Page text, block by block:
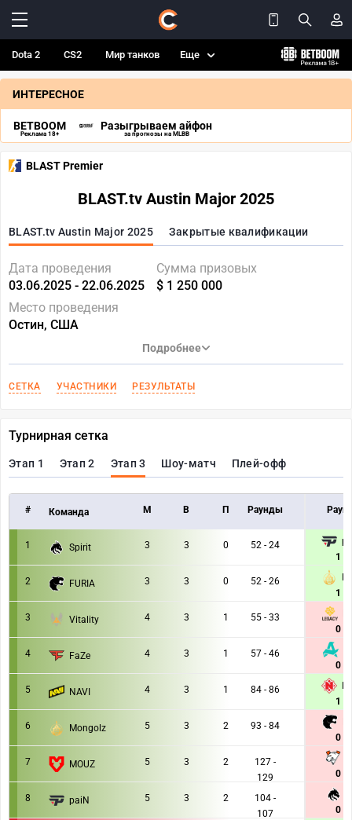
Dota 2 CS2 Мир танков Еще
ИНТЕРЕСНОЕ
BETBOOM
Реклама 18+
Разыгрываем айфон
за прогнозы на MLBB
BLAST Premier
BLAST.tv Austin Major 2025
BLAST.tv Austin Major 2025 Закрытые квалификации
Дата проведения
03.06.2025 - 22.06.2025
Сумма призовых
$ 1 250 000
Место проведения
Остин, США
Подробнее
СЕТКА УЧАСТНИКИ РЕЗУЛЬТАТЫ
Турнирная сетка
Этап 1 Этап 2 Этап 3 Шоу-матч Плей-офф
# Команда M В П Раунды
1 Spirit 3 3 0 52 - 24
1 :
2 FURIA 3 3 0 52 - 26
1 :
3 Vitality 4 3 1 55 - 33
0 :
4 FaZe 4 3 1 57 - 46
0 :
5 NAVI 4 3 1 84 - 86
1 :
6 Mongolz 5 3 2 93 - 84
0 :
7 MOUZ 5 3 2
127 -
129
0 :
8 paiN 5 3 2
104 -
107
0 :